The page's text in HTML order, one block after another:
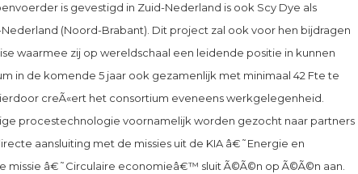
is gevestigd in Zuid-Nederland is ook Scy Dye als
(Noord-Brabant). Dit project zal ook voor hen bijdragen
waarmee zij op wereldschaal een leidende positie in kunnen
in de komende 5 jaar ook gezamenlijk met minimaal 42 Fte te
creÃ«ert het consortium eveneens werkgelegenheid.
procestechnologie voornamelijk worden gezocht naar partners
aansluiting met de missies uit de KIA â€˜Energie en
â€˜Circulaire economieâ€™ sluit Ã©Ã©n op Ã©Ã©n aan.